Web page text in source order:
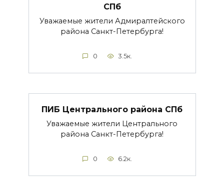
СПб
Уважаемые жители Адмиралтейского
района Санкт-Петербурга!
0 3.5к.
ПИБ Центрального района СПб
Уважаемые жители Центрального
района Санкт-Петербурга!
0 6.2к.